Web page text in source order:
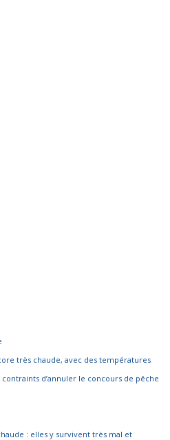
très chaude, avec des températures
d’annuler le concours de pêche
: elles y survivent très mal et